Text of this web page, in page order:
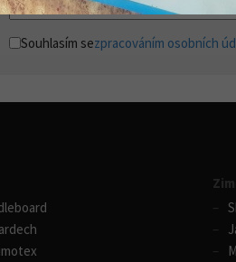
Souhlasím sezpracováním osobních